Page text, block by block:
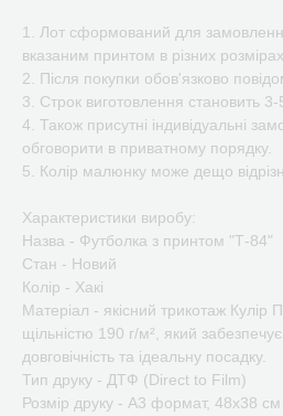
1. Лот сформований для
вказаним принтом в різних розмірах.
2. Після покупки обов'язково
3. Строк виготовлення становить 3-
4. Також присутні індивідуальні
обговорити в приватному порядку.
5. Колір малюнку може дещо
Характеристики виробу:
Назва - Футболка з принтом "Т-84"
Стан - Новий
Колір - Хакі
Матеріал - якісний трикотаж Кулір
щільністю 190 г/м², який забезпечує
довговічність та ідеальну посадку.
Тип друку - ДТФ (Direct to Film)
Розмір друку - А3 формат, 48х38 см